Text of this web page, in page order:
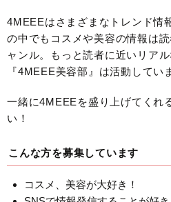
4MEEEはさまざまなトレンド情
の中でもコスメや美容の情報は
ャンル。もっと読者に近いリア
『4MEEE美容部』は活動してい
一緒に4MEEEを盛り上げてくれ
い！
こんな方を募集しています
コスメ、美容が大好き！